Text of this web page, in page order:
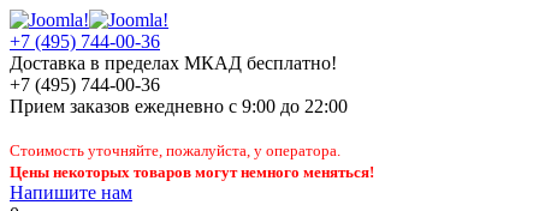
+7 (495) 744-00-36
Доставка в пределах МКАД бесплатно!
+7 (495) 744-00-36
Прием заказов ежедневно с 9:00 до 22:00
Стоимость уточняйте, пожалуйста, у оператора.
Цены некоторых товаров могут немного меняться!
Напишите нам